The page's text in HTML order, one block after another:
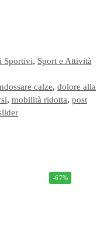
Sportivi, Sport e Attività
calze, dolore alla
, mobilità ridotta, post
-67%